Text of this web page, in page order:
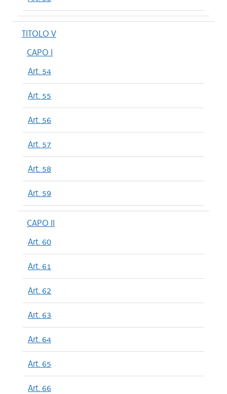
TITOLO V
CAPO I
Art. 54
Art. 55
Art. 56
Art. 57
Art. 58
Art. 59
CAPO II
Art. 60
Art. 61
Art. 62
Art. 63
Art. 64
Art. 65
Art. 66